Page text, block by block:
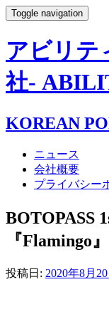
Toggle navigation
アビリテ
社-
KOREAN
ニュース
会社概要
プライバシー
BOTOPASS
『Flamingo』
投稿日: 2020年8月20